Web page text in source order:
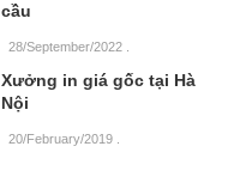
cầu
28/September/2022
Xưởng in giá gốc tại Hà
Nội
20/February/2019